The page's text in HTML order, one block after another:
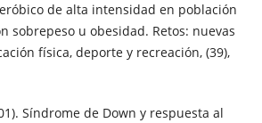
de alta intensidad en población
sobrepeso u obesidad. Retos: nuevas
física, deporte y recreación, (39),
Síndrome de Down y respuesta al